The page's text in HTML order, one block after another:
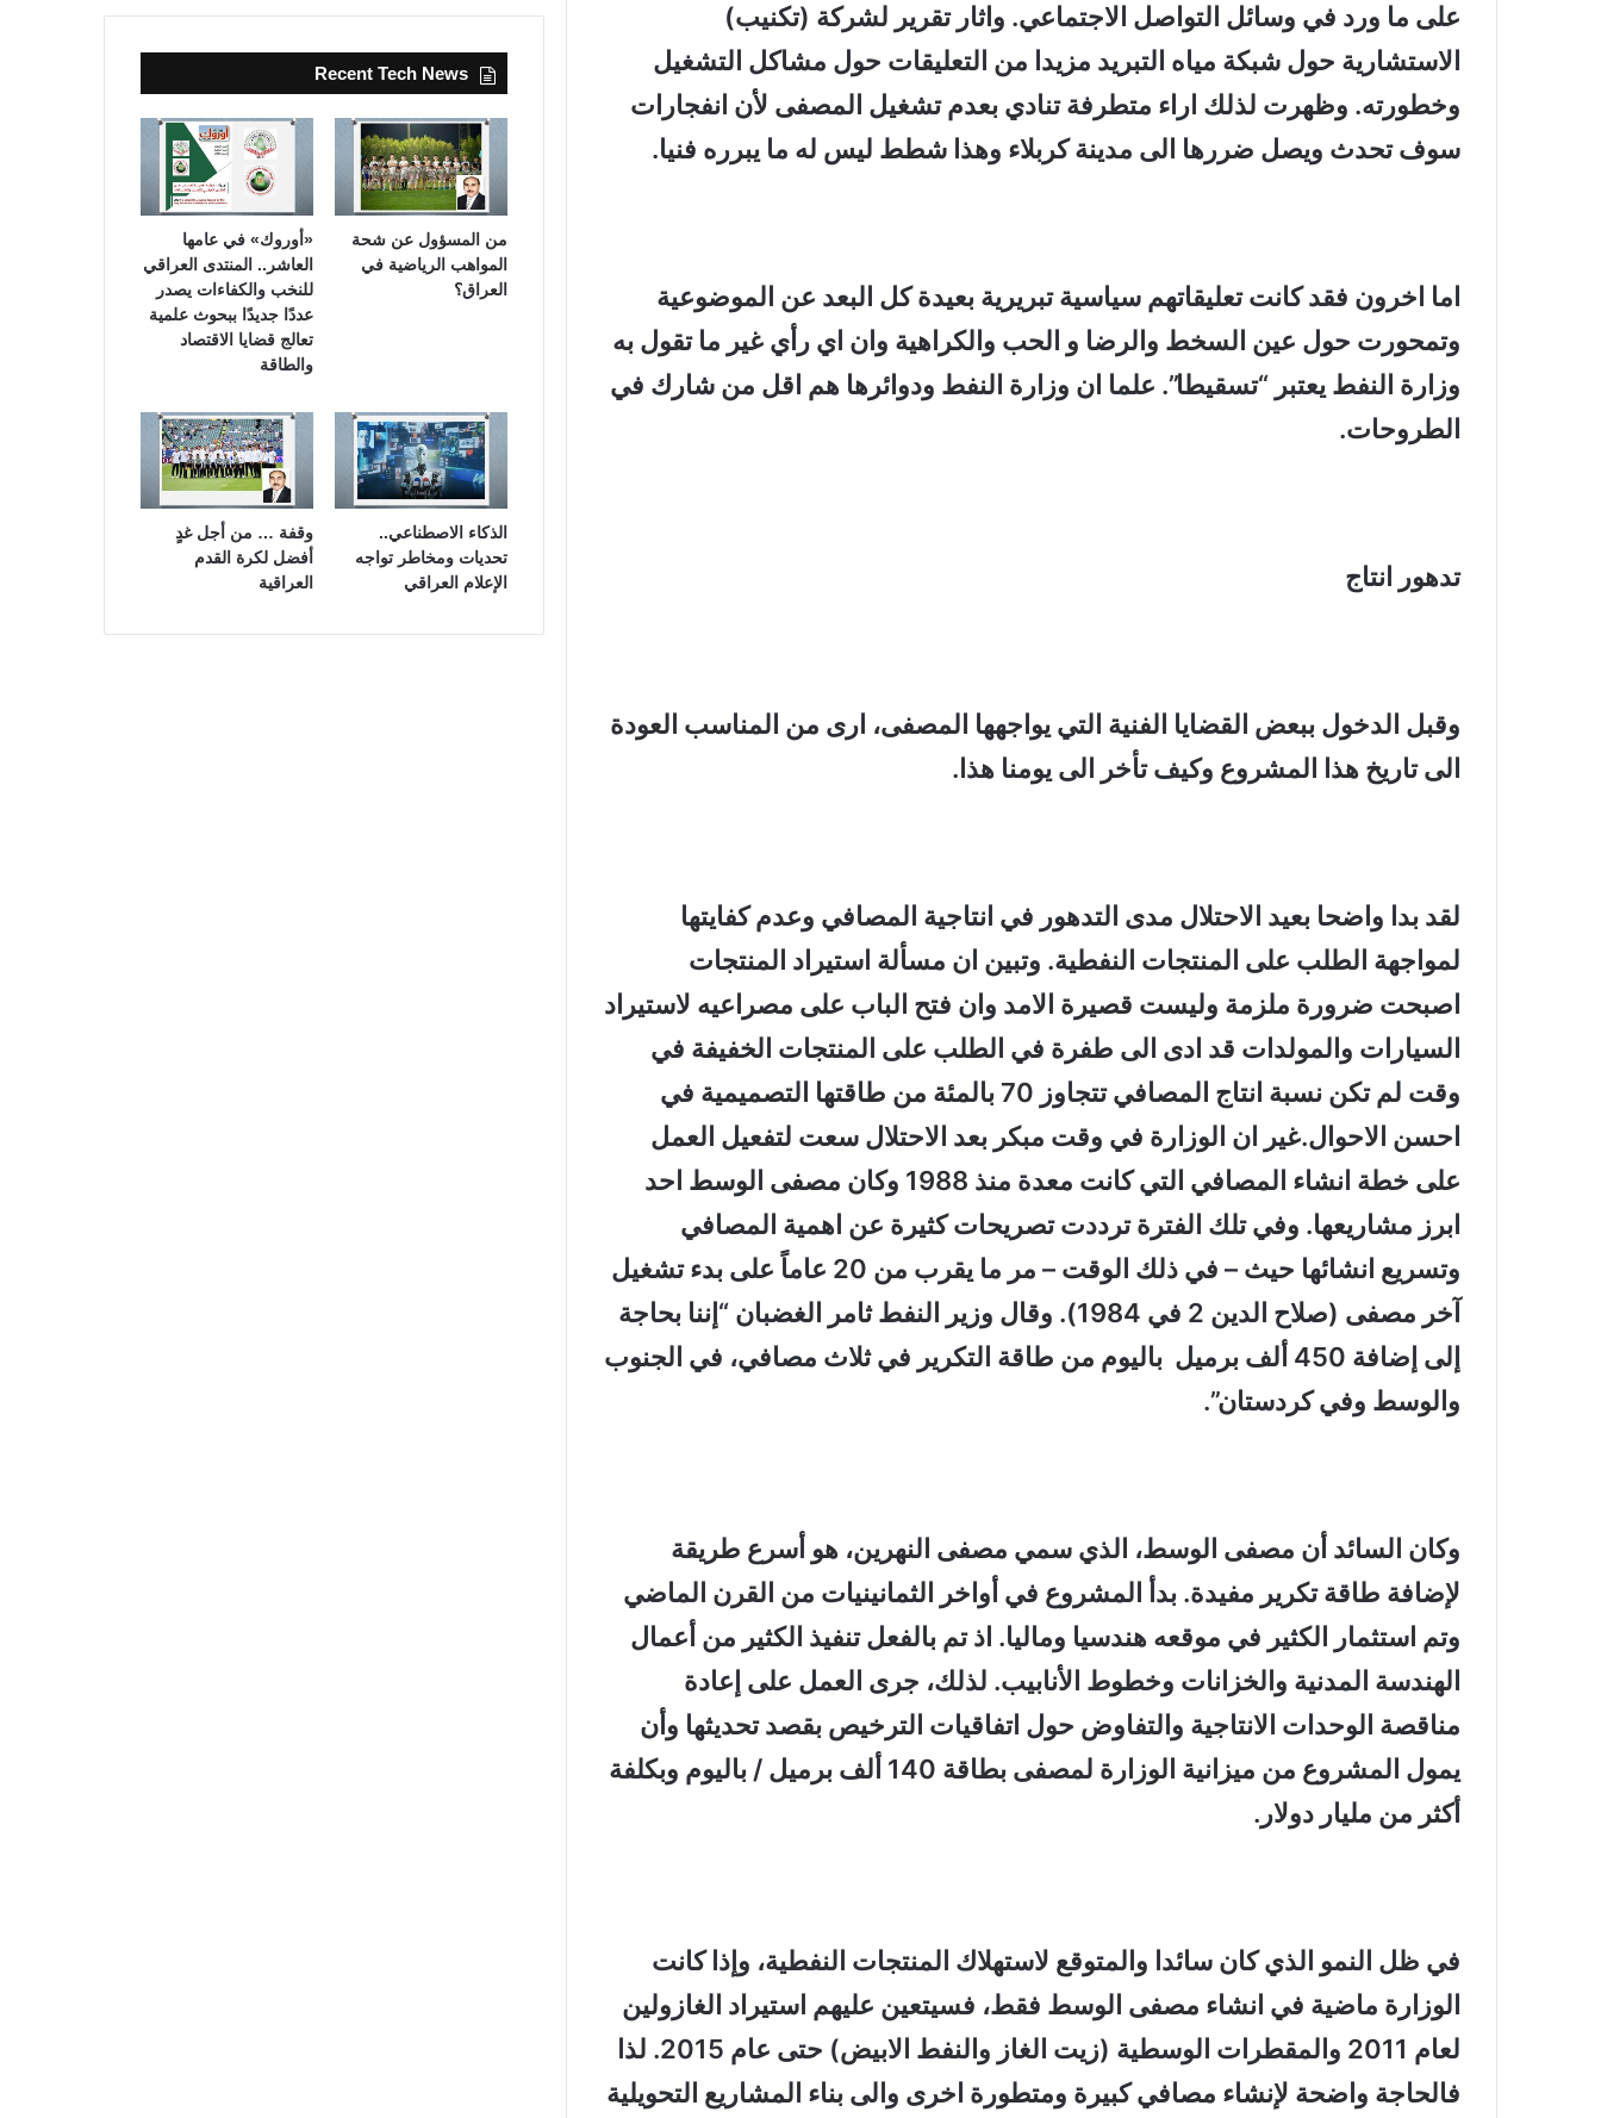
على ما ورد في وسائل التواصل الاجتماعي. واثار تقرير لشركة (تكنيب)
الاستشارية حول شبكة مياه التبريد مزيدا من التعليقات حول مشاكل التشغيل
وخطورته. وظهرت لذلك اراء متطرفة تنادي بعدم تشغيل المصفى لأن انفجارات
سوف تحدث ويصل ضررها الى مدينة كربلاء وهذا شطط ليس له ما يبرره فنيا.
اما اخرون فقد كانت تعليقاتهم سياسية تبريرية بعيدة كل البعد عن الموضوعية
وتمحورت حول عين السخط والرضا و الحب والكراهية وان اي رأي غير ما تقول به
وزارة النفط يعتبر “تسقيطا”. علما ان وزارة النفط ودوائرها هم اقل من شارك في
الطروحات.
تدهور انتاج
وقبل الدخول ببعض القضايا الفنية التي يواجهها المصفى، ارى من المناسب العودة
الى تاريخ هذا المشروع وكيف تأخر الى يومنا هذا.
لقد بدا واضحا بعيد الاحتلال مدى التدهور في انتاجية المصافي وعدم كفايتها
لمواجهة الطلب على المنتجات النفطية. وتبين ان مسألة استيراد المنتجات
اصبحت ضرورة ملزمة وليست قصيرة الامد وان فتح الباب على مصراعيه لاستيراد
السيارات والمولدات قد ادى الى طفرة في الطلب على المنتجات الخفيفة في
وقت لم تكن نسبة انتاج المصافي تتجاوز 70 بالمئة من طاقتها التصميمية في
احسن الاحوال.غير ان الوزارة في وقت مبكر بعد الاحتلال سعت لتفعيل العمل
على خطة انشاء المصافي التي كانت معدة منذ 1988 وكان مصفى الوسط احد
ابرز مشاريعها. وفي تلك الفترة ترددت تصريحات كثيرة عن اهمية المصافي
وتسريع انشائها حيث – في ذلك الوقت – مر ما يقرب من 20 عاماً على بدء تشغيل
آخر مصفى (صلاح الدين 2 في 1984). وقال وزير النفط ثامر الغضبان “إننا بحاجة
إلى إضافة 450 ألف برميل باليوم من طاقة التكرير في ثلاث مصافي، في الجنوب
والوسط وفي كردستان”.
وكان السائد أن مصفى الوسط، الذي سمي مصفى النهرين، هو أسرع طريقة
لإضافة طاقة تكرير مفيدة. بدأ المشروع في أواخر الثمانينيات من القرن الماضي
وتم استثمار الكثير في موقعه هندسيا وماليا. اذ تم بالفعل تنفيذ الكثير من أعمال
الهندسة المدنية والخزانات وخطوط الأنابيب. لذلك، جرى العمل على إعادة
مناقصة الوحدات الانتاجية والتفاوض حول اتفاقيات الترخيص بقصد تحديثها وأن
يمول المشروع من ميزانية الوزارة لمصفى بطاقة 140 ألف برميل / باليوم وبكلفة
أكثر من مليار دولار .
في ظل النمو الذي كان سائدا والمتوقع لاستهلاك المنتجات النفطية، وإذا كانت
الوزارة ماضية في انشاء مصفى الوسط فقط، فسيتعين عليهم استيراد الغازولين
لعام 2011 والمقطرات الوسطية (زيت الغاز والنفط الابيض) حتى عام 2015. لذا
فالحاجة واضحة لإنشاء مصافي كبيرة ومتطورة اخرى والى بناء المشاريع التحويلية
Recent Tech News
من المسؤول عن شحة
المواهب الرياضية في
العراق؟
«أوروك» في عامها
العاشر.. المنتدى العراقي
للنخب والكفاءات يصدر
عددًا جديدًا ببحوث علمية
تعالج قضايا الاقتصاد
والطاقة
الذكاء الاصطناعي..
تحديات ومخاطر تواجه
الإعلام العراقي
وقفة … من أجل غدٍ
أفضل لكرة القدم
العراقية